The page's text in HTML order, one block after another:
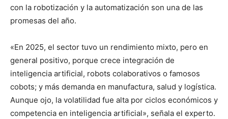
con la robotización y la automatización son una de las
promesas del año.
«En 2025, el sector tuvo un rendimiento mixto, pero en
general positivo, porque crece integración de
inteligencia artificial, robots colaborativos o famosos
cobots; y más demanda en manufactura, salud y logística.
Aunque ojo, la volatilidad fue alta por ciclos económicos y
competencia en inteligencia artificial», señala el experto.